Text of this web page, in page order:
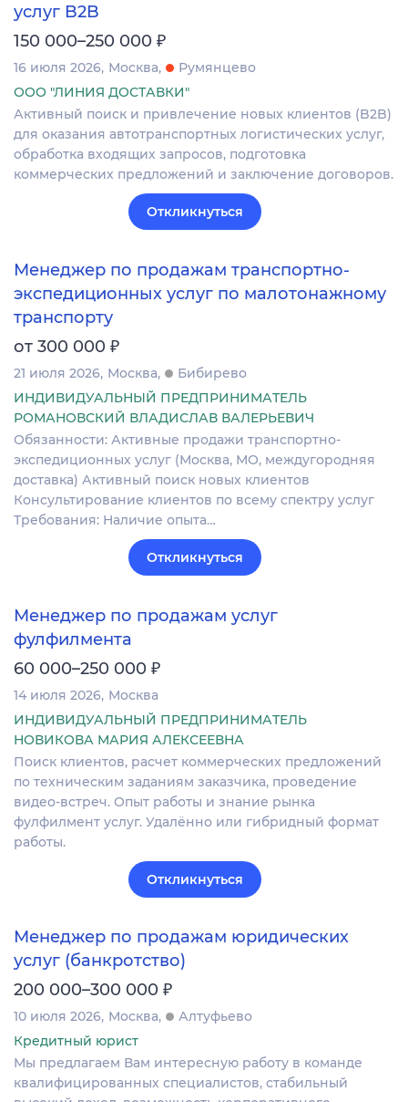
услуг B2B
150 000–250 000 ₽
16 июля 2026 Москва
Румянцево
ООО "ЛИНИЯ ДОСТАВКИ"
Активный поиск и привлечение новых клиентов (B2B)
для оказания автотранспортных логистических услуг,
обработка входящих запросов, подготовка
коммерческих предложений и заключение договоров.
Откликнуться
Менеджер по продажам транспортно-
экспедиционных услуг по малотонажному
транспорту
от 300 000 ₽
21 июля 2026 Москва
Бибирево
ИНДИВИДУАЛЬНЫЙ ПРЕДПРИНИМАТЕЛЬ
РОМАНОВСКИЙ ВЛАДИСЛАВ ВАЛЕРЬЕВИЧ
Обязанности: Активные продажи транспортно-
экспедиционных услуг (Москва, МО, междугородняя
доставка) Активный поиск новых клиентов
Консультирование клиентов по всему спектру услуг
Требования: Наличие опыта…
Откликнуться
Менеджер по продажам услуг
фулфилмента
60 000–250 000 ₽
14 июля 2026 Москва
ИНДИВИДУАЛЬНЫЙ ПРЕДПРИНИМАТЕЛЬ
НОВИКОВА МАРИЯ АЛЕКСЕЕВНА
Поиск клиентов, расчет коммерческих предложений
по техническим заданиям заказчика, проведение
видео-встреч. Опыт работы и знание рынка
фулфилмент услуг. Удалённо или гибридный формат
работы.
Откликнуться
Менеджер по продажам юридических
услуг (банкротство)
200 000–300 000 ₽
10 июля 2026 Москва
Алтуфьево
Кредитный юрист
Мы предлагаем Вам интересную работу в команде
квалифицированных специалистов, стабильный